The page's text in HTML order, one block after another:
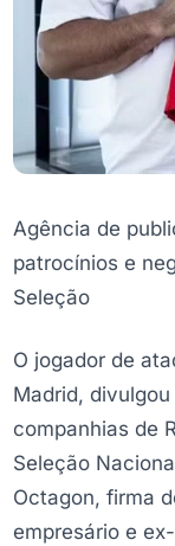
Agência de
patrocínios e
Seleção
O jogador de
Madrid,
companhias de
Seleção
Octagon, firma
empresário e